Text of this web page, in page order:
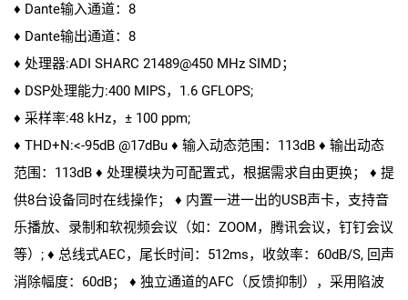
♦ Dante输入通道：8
♦ Dante输出通道：8
♦ 处理器:ADI SHARC 21489@450 MHz SIMD；
♦ DSP处理能力:400 MIPS，1.6 GFLOPS;
♦ 采样率:48 kHz，± 100 ppm;
♦ THD+N:<-95dB @17dBu ♦ 输入动态范围：113dB ♦ 输出动态
范围：113dB ♦ 处理模块为可配置式，根据需求自由更换； ♦ 提
供8台设备同时在线操作； ♦ 内置一进一出的USB声卡，支持音
乐播放、录制和软视频会议（如：ZOOM，腾讯会议，钉钉会议
等）; ♦ 总线式AEC，尾长时间：512ms，收敛率：60dB/S, 回声
消除幅度：60dB； ♦ 独立通道的AFC（反馈抑制），采用陷波